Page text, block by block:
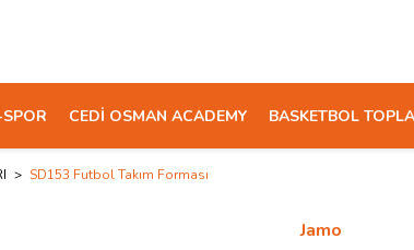
SPOR CEDİ OSMAN ACADEMY BASKETBOL
SD153 Futbol Takım Forması
Jamo